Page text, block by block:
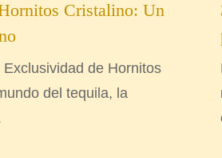
Cristalino: Un
de Hornitos
del tequila, la